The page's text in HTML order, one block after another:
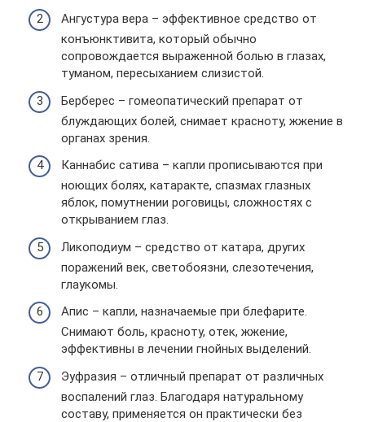
Ангустура вера – эффективное средство от
конъюнктивита, который обычно
сопровождается выраженной болью в глазах,
туманом, пересыханием слизистой.
Берберес – гомеопатический препарат от
блуждающих болей, снимает красноту, жжение в
органах зрения.
Каннабис сатива – капли прописываются при
ноющих болях, катаракте, спазмах глазных
яблок, помутнении роговицы, сложностях с
открыванием глаз.
Ликоподиум – средство от катара, других
поражений век, светобоязни, слезотечения,
глаукомы.
Апис – капли, назначаемые при блефарите.
Снимают боль, красноту, отек, жжение,
эффективны в лечении гнойных выделений.
Эуфразия – отличный препарат от различных
воспалений глаз. Благодаря натуральному
составу, применяется он практически без